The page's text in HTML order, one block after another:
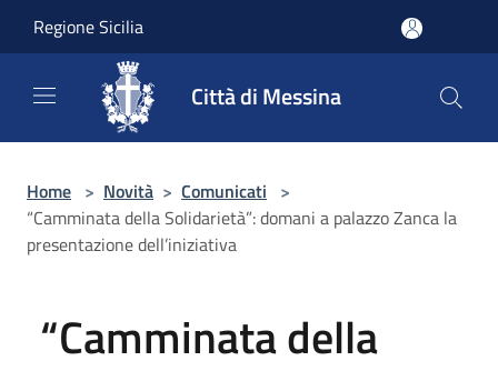
Regione Sicilia
Città di Messina
Home > Novità > Comunicati >
“Camminata della Solidarietà”: domani a palazzo Zanca la
presentazione dell’iniziativa
“Camminata della